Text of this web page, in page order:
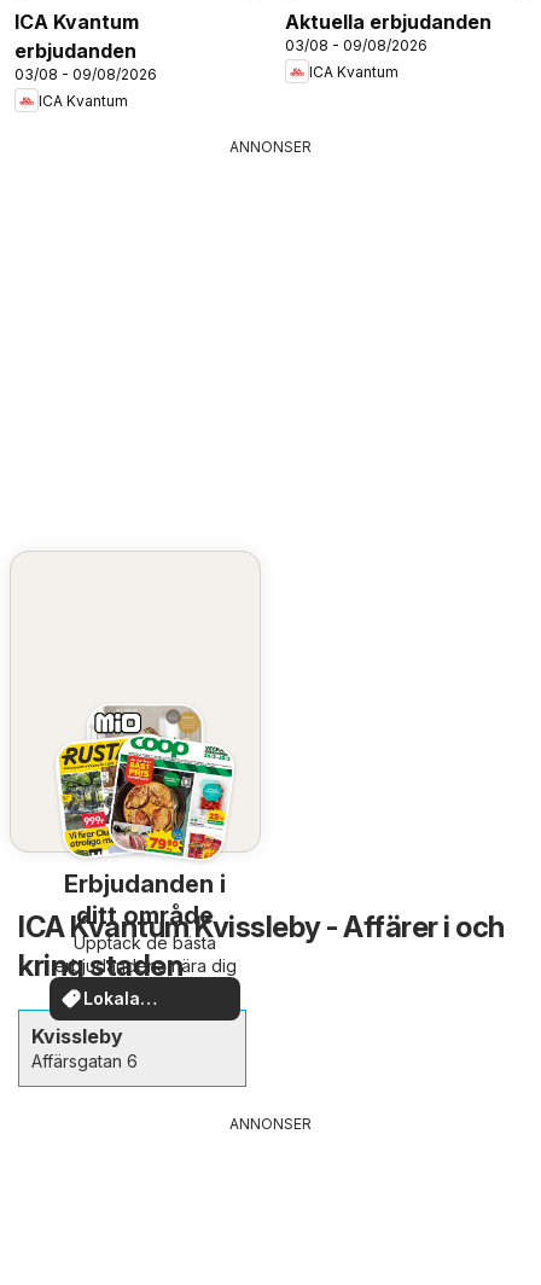
ICA Kvantum
erbjudanden
03/08 - 09/08/2026
ICA Kvantum
Aktuella erbjudanden
03/08 - 09/08/2026
ICA Kvantum
ANNONSER
Erbjudanden i
ditt område
Upptäck de bästa
erbjudandena nära dig
Lokala
erbjudanden
ICA Kvantum Kvissleby - Affärer i och
kring staden
Kvissleby
Affärsgatan 6
ANNONSER